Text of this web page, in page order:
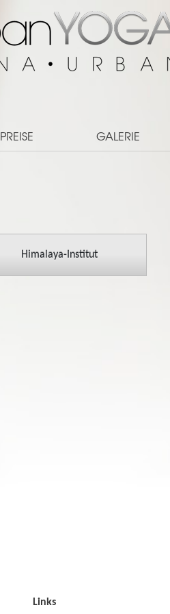
PREISE GALERIE
Himalaya-Institut
Links